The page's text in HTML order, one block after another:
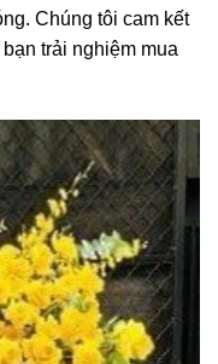
Chúng tôi cam kết
trải nghiệm mua